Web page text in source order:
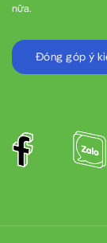
nữa.
Đóng góp ý